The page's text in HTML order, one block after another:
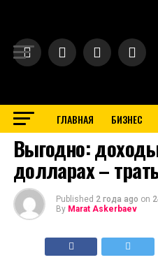
ГЛАВНАЯ БИЗНЕС
BUSINESS
Выгодно:
долларах –
Published 2 года ago on
By Marat Askerbaev